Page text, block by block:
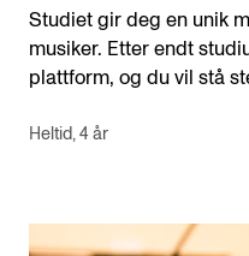
Studiet gir deg en unik
musiker. Etter endt
plattform, og du vil stå
Heltid, 4 år